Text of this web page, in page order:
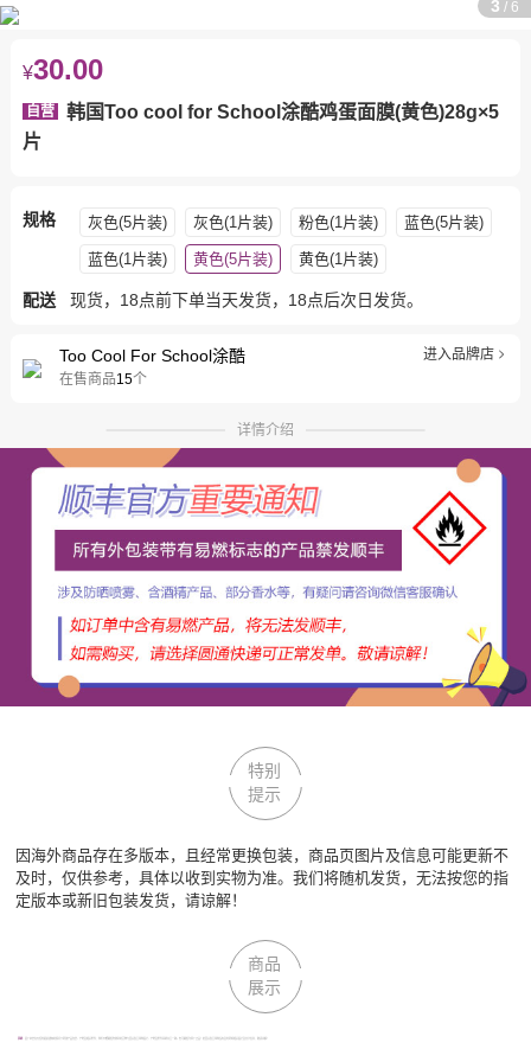
3 / 6
¥30.00
自营
韩国Too cool for School涂酷鸡蛋面膜(黄色)28g×5
片
规格 灰色(5片装) 灰色(1片装) 粉色(1片装) 蓝色(5片装)
蓝色(1片装) 黄色(5片装) 黄色(1片装)
配送 现货，18点前下单当天发货，18点后次日发货。
Too Cool For School涂酷
在售商品15个
进入品牌店
详情介绍
特别
提示
因海外商品存在多版本，且经常更换包装，商品页图片及信息可能更新不
及时，仅供参考，具体以收到实物为准。我们将随机发货，无法按您的指
定版本或新旧包装发货，请谅解！
商品
展示